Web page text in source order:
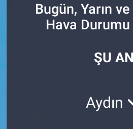
Bugün, Yarın
Hava
ŞU AN
Aydın